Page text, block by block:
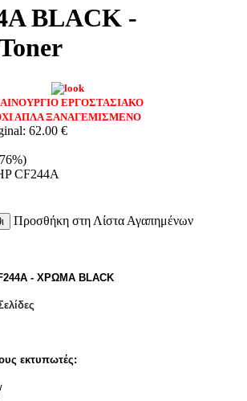
BLACK -
ΕΡΓΟΣΤΑΣΙΑΚΟ
ΑΠΛΑ ΞΑΝΑΓΕΜΙΣΜΕΝΟ
62.00 €
76%)
CF244A
Προσθήκη στη Λίστα Αγαπημένων
- ΧΡΩΜΑ BLACK
εκτυπωτές: